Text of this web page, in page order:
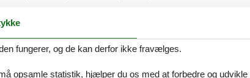
built in 1991, renovated in 2011. In the district of Les
district, 4.3 km from the sea, 4.3 km from the beach.
availability: 01.Apr. - 31.Oct.) with alarm system.
barbecue house (slide), planted inner courtyard parking
centre 4.3 km, restaurant 3 km, bakery 2.5 km, bus
"Plage publique" 4.3 km, diving center 5 km. Sports
fungerer, og de kan derfor ikke fravælges.
opsamle statistik, hjælper du os med at forbedre og